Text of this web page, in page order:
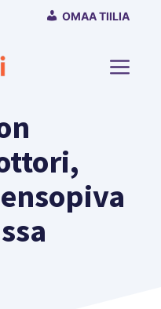
OMAA TIILIA